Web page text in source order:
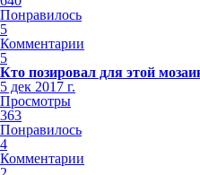
Понравилось
5
Комментарии
5
Кто позировал для этой
5 дек 2017 г.
Просмотры
363
Понравилось
4
Комментарии